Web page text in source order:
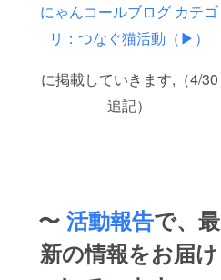
にゃんコールブログ カテゴ
リ：つなぐ猫活動（▶︎）
に掲載していきます,（4/30
追記）
〜活動報告で、最
新の情報をお届け